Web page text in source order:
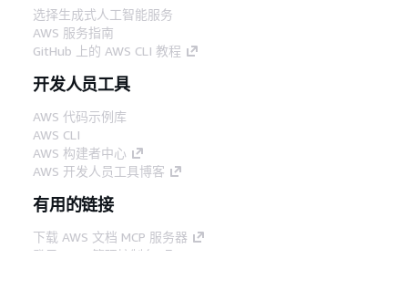
选择生成式人工智能服务
AWS 服务指南
GitHub 上的 AWS CLI 教程
开发人员工具
AWS 代码示例库
AWS CLI
AWS 构建者中心
AWS 开发人员工具博客
有用的链接
下载 AWS 文档 MCP 服务器
登录 AWS 管理控制台